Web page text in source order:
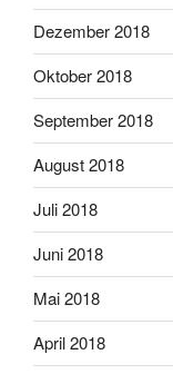
Dezember 2018
Oktober 2018
September 2018
August 2018
Juli 2018
Juni 2018
Mai 2018
April 2018